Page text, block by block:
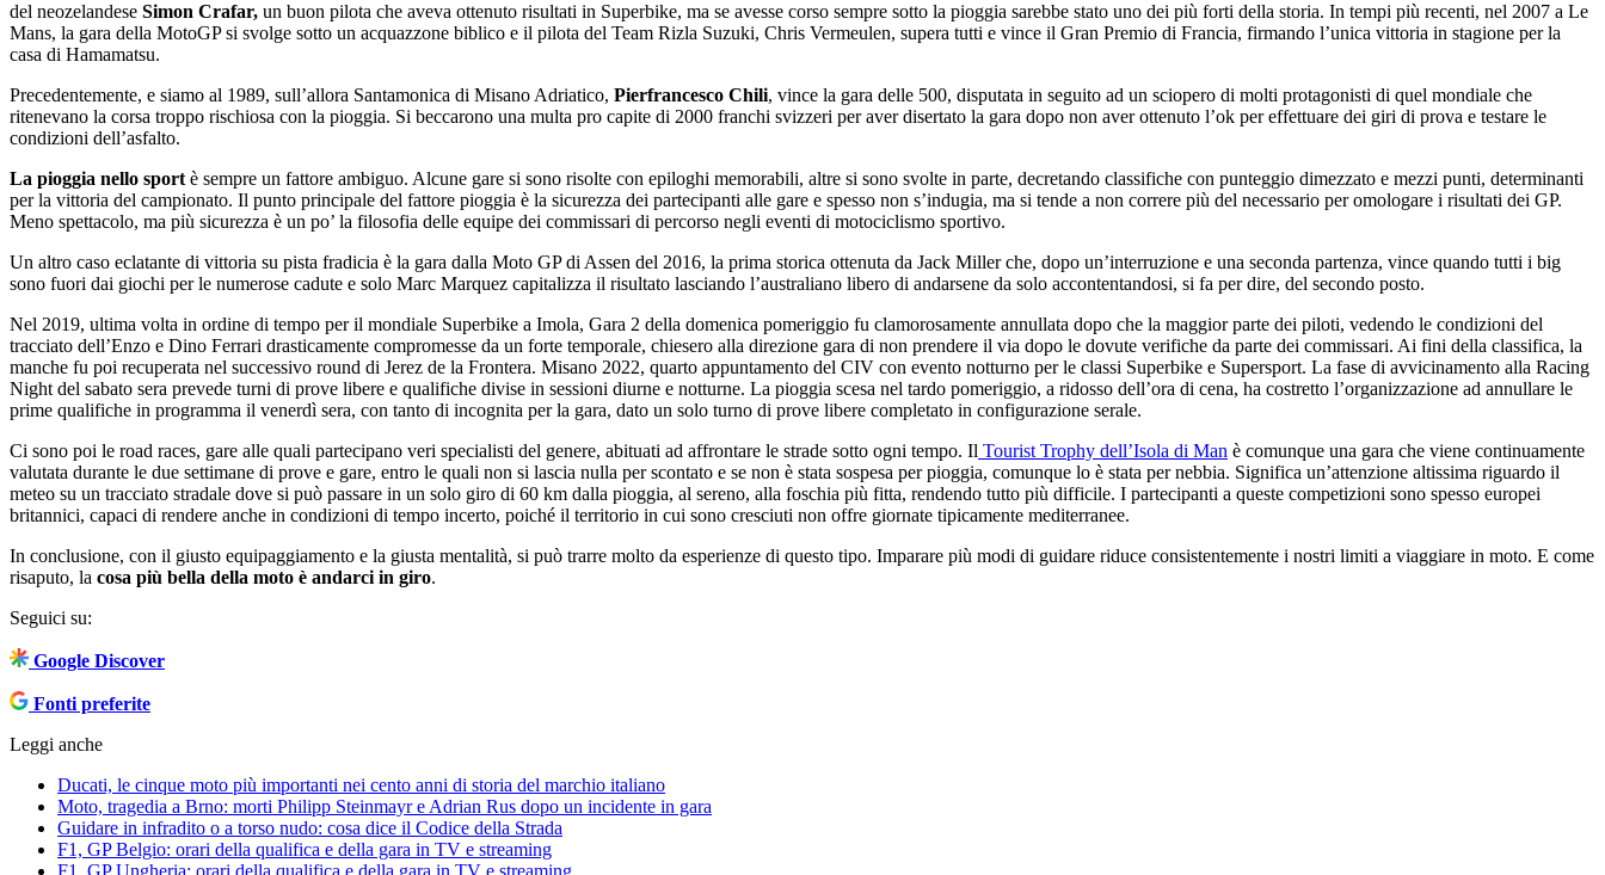
del neozelandese Simon Crafar, un buon pilota che aveva ottenuto risultati in Superbike, ma se avesse corso sempre sotto la pioggia sarebbe stato uno dei più forti della storia. In tempi più recenti, nel 2007 a Le
Mans, la gara della MotoGP si svolge sotto un acquazzone biblico e il pilota del Team Rizla Suzuki, Chris Vermeulen, supera tutti e vince il Gran Premio di Francia, firmando l’unica vittoria in stagione per la
casa di Hamamatsu.
Precedentemente, e siamo al 1989, sull’allora Santamonica di Misano Adriatico, Pierfrancesco Chili, vince la gara delle 500, disputata in seguito ad un sciopero di molti protagonisti di quel mondiale che
ritenevano la corsa troppo rischiosa con la pioggia. Si beccarono una multa pro capite di 2000 franchi svizzeri per aver disertato la gara dopo non aver ottenuto l’ok per effettuare dei giri di prova e testare le
condizioni dell’asfalto.
La pioggia nello sport è sempre un fattore ambiguo. Alcune gare si sono risolte con epiloghi memorabili, altre si sono svolte in parte, decretando classifiche con punteggio dimezzato e mezzi punti, determinanti
per la vittoria del campionato. Il punto principale del fattore pioggia è la sicurezza dei partecipanti alle gare e spesso non s’indugia, ma si tende a non correre più del necessario per omologare i risultati dei GP.
Meno spettacolo, ma più sicurezza è un po’ la filosofia delle equipe dei commissari di percorso negli eventi di motociclismo sportivo.
Un altro caso eclatante di vittoria su pista fradicia è la gara dalla Moto GP di Assen del 2016, la prima storica ottenuta da Jack Miller che, dopo un’interruzione e una seconda partenza, vince quando tutti i big
sono fuori dai giochi per le numerose cadute e solo Marc Marquez capitalizza il risultato lasciando l’australiano libero di andarsene da solo accontentandosi, si fa per dire, del secondo posto.
Nel 2019, ultima volta in ordine di tempo per il mondiale Superbike a Imola, Gara 2 della domenica pomeriggio fu clamorosamente annullata dopo che la maggior parte dei piloti, vedendo le condizioni del
tracciato dell’Enzo e Dino Ferrari drasticamente compromesse da un forte temporale, chiesero alla direzione gara di non prendere il via dopo le dovute verifiche da parte dei commissari. Ai fini della classifica, la
manche fu poi recuperata nel successivo round di Jerez de la Frontera. Misano 2022, quarto appuntamento del CIV con evento notturno per le classi Superbike e Supersport. La fase di avvicinamento alla Racing
Night del sabato sera prevede turni di prove libere e qualifiche divise in sessioni diurne e notturne. La pioggia scesa nel tardo pomeriggio, a ridosso dell’ora di cena, ha costretto l’organizzazione ad annullare le
prime qualifiche in programma il venerdì sera, con tanto di incognita per la gara, dato un solo turno di prove libere completato in configurazione serale.
Ci sono poi le road races, gare alle quali partecipano veri specialisti del genere, abituati ad affrontare le strade sotto ogni tempo. Il Tourist Trophy dell’Isola di Man è comunque una gara che viene continuamente
valutata durante le due settimane di prove e gare, entro le quali non si lascia nulla per scontato e se non è stata sospesa per pioggia, comunque lo è stata per nebbia. Significa un’attenzione altissima riguardo il
meteo su un tracciato stradale dove si può passare in un solo giro di 60 km dalla pioggia, al sereno, alla foschia più fitta, rendendo tutto più difficile. I partecipanti a queste competizioni sono spesso europei
britannici, capaci di rendere anche in condizioni di tempo incerto, poiché il territorio in cui sono cresciuti non offre giornate tipicamente mediterranee.
In conclusione, con il giusto equipaggiamento e la giusta mentalità, si può trarre molto da esperienze di questo tipo. Imparare più modi di guidare riduce consistentemente i nostri limiti a viaggiare in moto. E come
risaputo, la cosa più bella della moto è andarci in giro.
Seguici su:
Google Discover
Fonti preferite
Leggi anche
Ducati, le cinque moto più importanti nei cento anni di storia del marchio italiano
Moto, tragedia a Brno: morti Philipp Steinmayr e Adrian Rus dopo un incidente in gara
Guidare in infradito o a torso nudo: cosa dice il Codice della Strada
F1, GP Belgio: orari della qualifica e della gara in TV e streaming